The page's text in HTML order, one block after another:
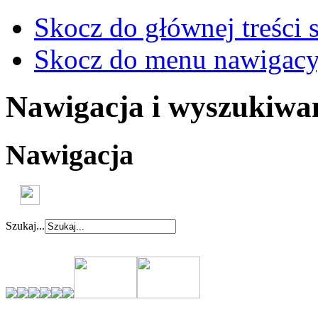
Skocz do głównej treści
Skocz do menu
Nawigacja i
Nawigacja
Szukaj...